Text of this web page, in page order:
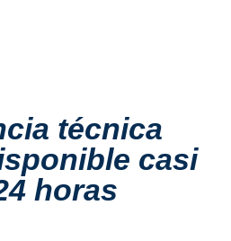
técnica
casi
horas